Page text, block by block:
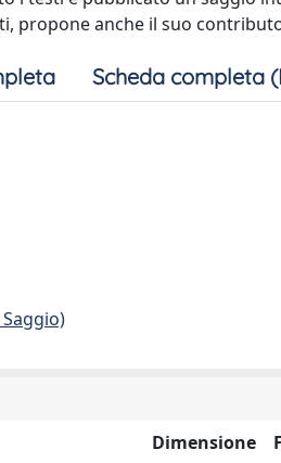
propone anche il suo
Scheda completa
Dimensione